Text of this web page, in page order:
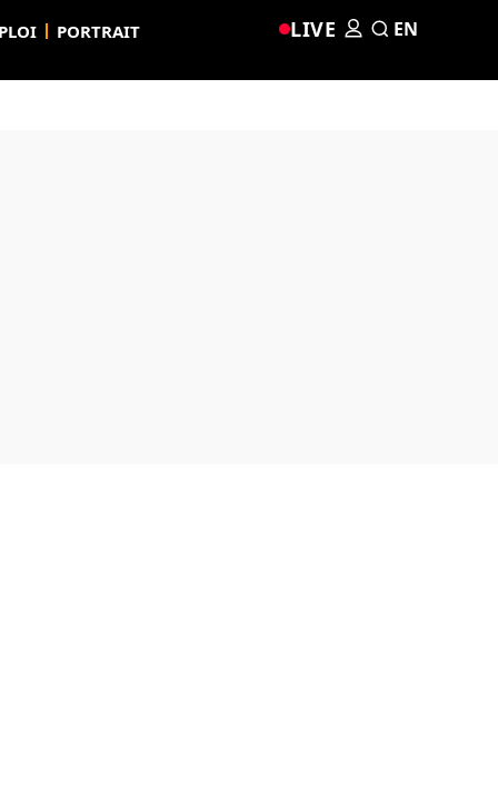
PORTRAIT LIVE EN